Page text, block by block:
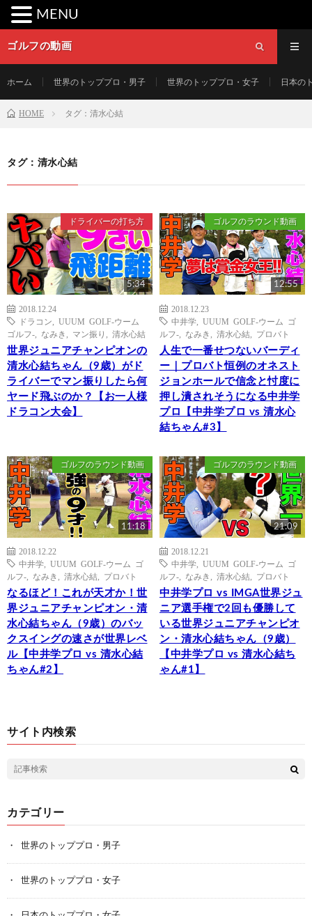
ゴルフの動画
ホーム 世界のトッププロ・男子 世界のトッププロ・女子 日本の
HOME タグ：清水心結
タグ：清水心結
ドライバーの打ち方
5:34
2018.12.24
ドラコン
UUUM GOLF-ウーム
ゴルフ-
なみき マン振り 清水心結
世界ジュニアチャンピオンの
清水心結ちゃん（9歳）がド
ライバーでマン振りしたら何
ヤード飛ぶのか？【お一人様
ドラコン大会】
ゴルフのラウンド動画
12:55
2018.12.23
中井学
UUUM GOLF-ウーム ゴ
ルフ-
なみき 清水心結 プロバト
人生で一番せつないバーディ
ー｜プロバト恒例のオネスト
ジョンホールで信念と忖度に
押し潰されそうになる中井学
プロ【中井学プロ vs 清水心
結ちゃん#3】
ゴルフのラウンド動画
11:18
2018.12.22
中井学
UUUM GOLF-ウーム ゴ
ルフ-
なみき 清水心結 プロバト
なるほど！これが天才か！世
界ジュニアチャンピオン・清
水心結ちゃん（9歳）のバッ
クスイングの速さが世界レベ
ル【中井学プロ vs 清水心結
ちゃん#2】
ゴルフのラウンド動画
21:09
2018.12.21
中井学
UUUM GOLF-ウーム ゴ
ルフ-
なみき 清水心結 プロバト
中井学プロ vs IMGA世界ジュ
ニア選手権で2回も優勝して
いる世界ジュニアチャンピオ
ン・清水心結ちゃん（9歳）
【中井学プロ vs 清水心結ち
ゃん#1】
サイト内検索
カテゴリー
世界のトッププロ・男子
世界のトッププロ・女子
MENU